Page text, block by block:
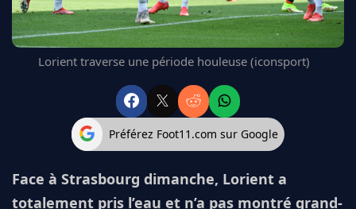
ARSENAL
BAYERN
L'AVIS DE LA RÉDAC'
Lorient traverse une période houleuse (iconsport)
Préférez Foot11.com sur Google
Face à Strasbourg dimanche, Lorient a
totalement pris l’eau et n’a pas montré grand-